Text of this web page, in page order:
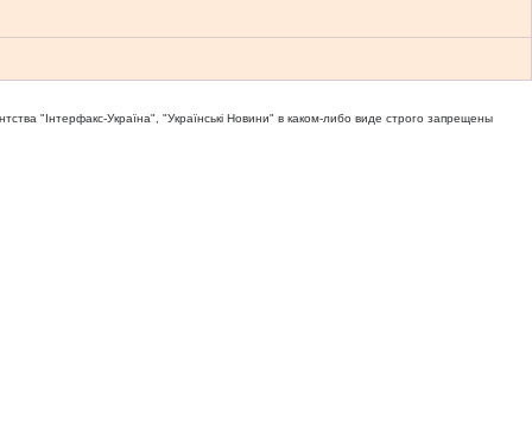
"Iнтерфакс-Україна", "Українськi Новини" в каком-либо виде строго запрещены